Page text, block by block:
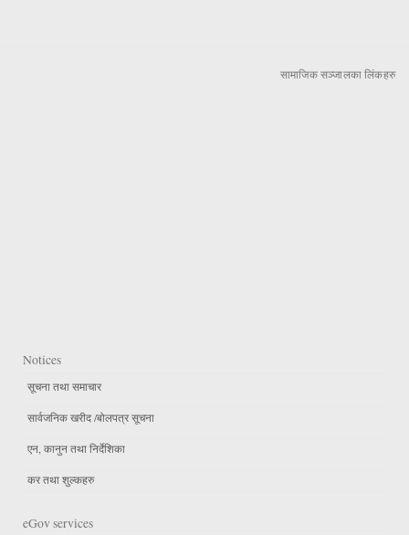
सामाजिक सञ्जालका लिंकहरु
Notices
सूचना तथा समाचार
सार्वजनिक खरीद /बोलपत्र सूचना
एन, कानुन तथा निर्देशिका
कर तथा शुल्कहरु
eGov services